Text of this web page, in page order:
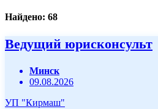
Найдено: 68
Ведущий юрисконсульт
Минск
09.08.2026
УП "Кирмаш"